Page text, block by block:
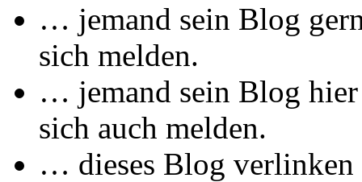
… jemand sein Blog
sich melden.
… jemand sein Blog
sich auch melden.
… dieses Blog verlinken